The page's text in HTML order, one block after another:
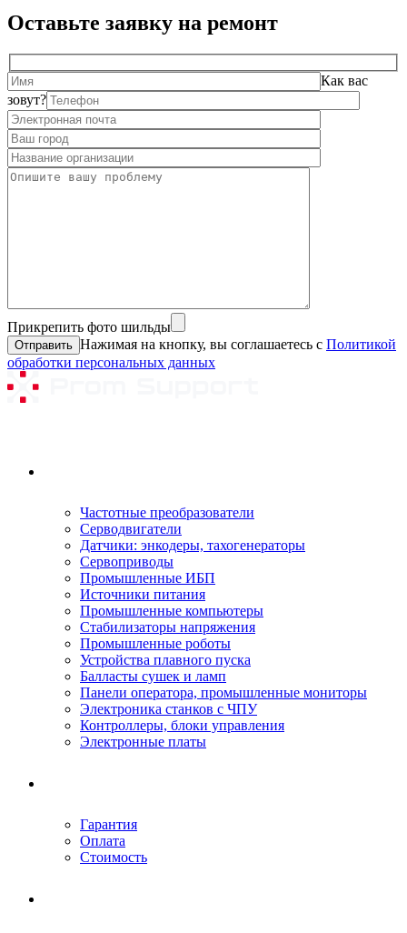
Оставьте заявку на ремонт
Как вас
зовут?
Прикрепить фото шильды
Нажимая на кнопку, вы соглашаетесь с Политикой
обработки персональных данных
Частотные преобразователи
Серводвигатели
Датчики: энкодеры, тахогенераторы
Сервоприводы
Промышленные ИБП
Источники питания
Промышленные компьютеры
Стабилизаторы напряжения
Промышленные роботы
Устройства плавного пуска
Балласты сушек и ламп
Панели оператора, промышленные мониторы
Электроника станков с ЧПУ
Контроллеры, блоки управления
Электронные платы
Гарантия
Оплата
Стоимость